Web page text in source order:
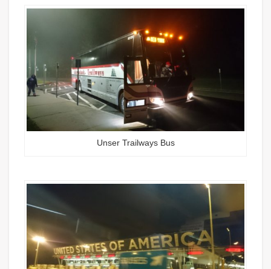
Unser Trailways Bus